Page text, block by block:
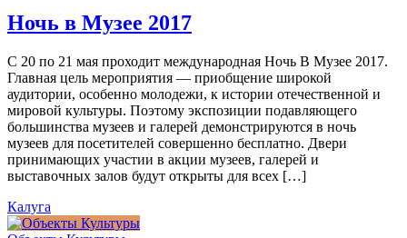
Ночь в Музее 2017
С 20 по 21 мая проходит международная Ночь В Музее 2017.
Главная цель мероприятия — приобщение широкой
аудитории, особенно молодежи, к истории отечественной и
мировой культуры. Поэтому экспозиции подавляющего
большинства музеев и галерей демонстрируются в ночь
музеев для посетителей совершенно бесплатно. Двери
принимающих участии в акции музеев, галерей и
выставочных залов будут открыты для всех […]
Калуга